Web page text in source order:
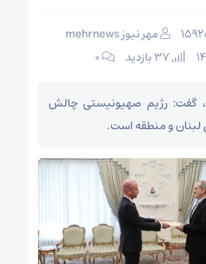
مهر نیوز mehrnews
۰
گفت: رژیم صهیونیستی چالش
لبنان و منطقه است.